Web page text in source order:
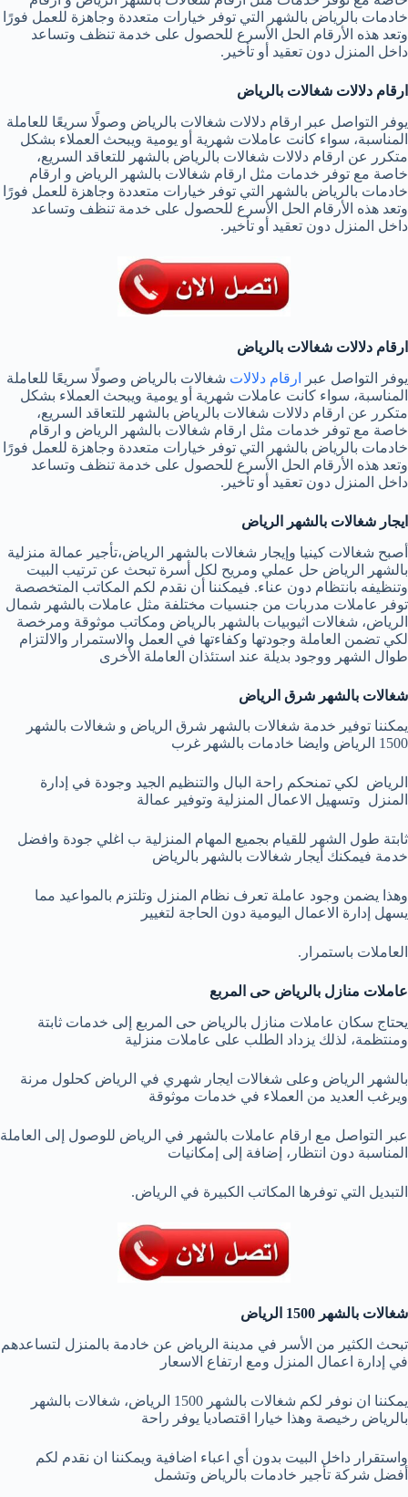
خادمات بالرياض بالشهر التي توفر خيارات متعددة وجاهزة للعمل فورًا
وتعد هذه الأرقام الحل الأسرع للحصول على خدمة تنظف وتساعد
داخل المنزل دون تعقيد أو تأخير.
ارقام دلالات شغالات بالرياض
يوفر التواصل عبر ارقام دلالات شغالات بالرياض وصولًا سريعًا للعاملة
المناسبة، سواء كانت عاملات شهرية أو يومية ويبحث العملاء بشكل
متكرر عن ارقام دلالات شغالات بالرياض بالشهر للتعاقد السريع،
خاصة مع توفر خدمات مثل ارقام شغالات بالشهر الرياض و ارقام
خادمات بالرياض بالشهر التي توفر خيارات متعددة وجاهزة للعمل فورًا
وتعد هذه الأرقام الحل الأسرع للحصول على خدمة تنظف وتساعد
داخل المنزل دون تعقيد أو تأخير.
ارقام دلالات شغالات بالرياض
يوفر التواصل عبر
ارقام دلالات شغالات بالرياض وصولًا سريعًا للعاملة
المناسبة، سواء كانت عاملات شهرية أو يومية ويبحث العملاء بشكل
متكرر عن ارقام دلالات شغالات بالرياض بالشهر للتعاقد السريع،
خاصة مع توفر خدمات مثل ارقام شغالات بالشهر الرياض و ارقام
خادمات بالرياض بالشهر التي توفر خيارات متعددة وجاهزة للعمل فورًا
وتعد هذه الأرقام الحل الأسرع للحصول على خدمة تنظف وتساعد
داخل المنزل دون تعقيد أو تأخير.
ايجار شغالات بالشهر الرياض
أصبح شغالات كينيا وإيجار شغالات بالشهر الرياض،تأجير عمالة منزلية
بالشهر الرياض حل عملي ومريح لكل أسرة تبحث عن ترتيب البيت
وتنظيفه بانتظام دون عناء. فيمكننا أن نقدم لكم المكاتب المتخصصة
توفر عاملات مدربات من جنسيات مختلفة مثل عاملات بالشهر شمال
الرياض، شغالات اثيوبيات بالشهر بالرياض ومكاتب موثوقة ومرخصة
لكي تضمن العاملة وجودتها وكفاءتها في العمل والاستمرار والالتزام
طوال الشهر ووجود بديلة عند استئذان العاملة الأخرى
شغالات بالشهر شرق الرياض
يمكننا توفير خدمة شغالات بالشهر شرق الرياض و شغالات بالشهر
1500 الرياض وايضا خادمات بالشهر غرب
الرياض لكي تمنحكم راحة البال والتنظيم الجيد وجودة في إدارة
المنزل وتسهيل الاعمال المنزلية وتوفير عمالة
ثابتة طول الشهر للقيام بجميع المهام المنزلية ب اغلي جودة وافضل
خدمة فيمكنك أيجار شغالات بالشهر بالرياض
وهذا يضمن وجود عاملة تعرف نظام المنزل وتلتزم بالمواعيد مما
يسهل إدارة الاعمال اليومية دون الحاجة لتغيير
العاملات باستمرار.
عاملات منازل بالرياض حى المربع
يحتاج سكان عاملات منازل بالرياض حى المربع إلى خدمات ثابتة
ومنتظمة، لذلك يزداد الطلب على عاملات منزلية
بالشهر الرياض وعلى شغالات ايجار شهري في الرياض كحلول مرنة
ويرغب العديد من العملاء في خدمات موثوقة
عبر التواصل مع ارقام عاملات بالشهر في الرياض للوصول إلى العاملة
المناسبة دون انتظار، إضافة إلى إمكانيات
التبديل التي توفرها المكاتب الكبيرة في الرياض.
شغالات بالشهر 1500 الرياض
تبحث الكثير من الأسر في مدينة الرياض عن خادمة بالمنزل لتساعدهم
في إدارة اعمال المنزل ومع ارتفاع الاسعار
يمكننا ان نوفر لكم شغالات بالشهر 1500 الرياض، شغالات بالشهر
بالرياض رخيصة وهذا خيارا اقتصاديا يوفر راحة
واستقرار داخل البيت بدون أي اعباء اضافية ويمكننا ان نقدم لكم
أفضل شركة تأجير خادمات بالرياض وتشمل